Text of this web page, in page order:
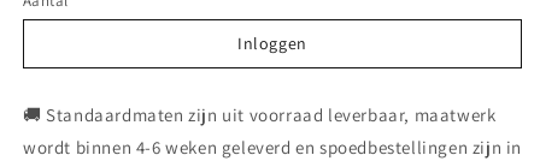
Inloggen
Inloggen
🚚 Standaardmaten zijn uit voorraad leverbaar, maatwerk
wordt binnen 4-6 weken geleverd en spoedbestellingen zijn in